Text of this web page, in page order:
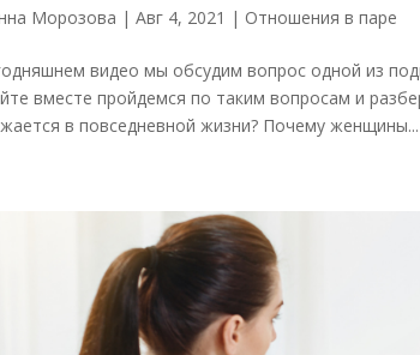
Морозова |Авг 4, 2021 | Отношения в паре
видео мы обсудим вопрос одной из
вместе пройдемся по таким вопросам и
в повседневной жизни? Почему женщины...